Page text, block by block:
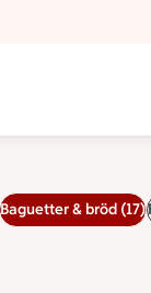
ICA Maxi
Baguetter & bröd (17)